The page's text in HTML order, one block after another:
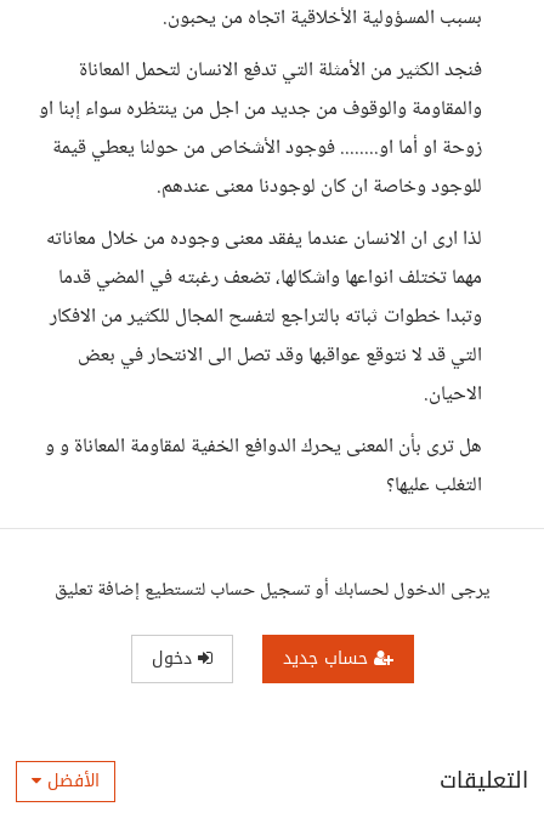
بسبب المسؤولية الأخلاقية اتجاه من يحبون.
فنجد الكثير من الأمثلة التي تدفع الانسان لتحمل المعاناة
والمقاومة والوقوف من جديد من اجل من ينتظره سواء إبنا او
زوحة او أما او........ فوجود الأشخاص من حولنا يعطي قيمة
للوجود وخاصة ان كان لوجودنا معنى عندهم.
لذا ارى ان الانسان عندما يفقد معنى وجوده من خلال معاناته
مهما تختلف انواعها واشكالها، تضعف رغبته في المضي قدما
وتبدا خطوات ثباته بالتراجع لتفسح المجال للكثير من الافكار
التي قد لا نتوقع عواقبها وقد تصل الى الانتحار في بعض
الاحيان.
هل ترى بأن المعنى يحرك الدوافع الخفية لمقاومة المعاناة و و
التغلب عليها؟
يرجى الدخول لحسابك أو تسجيل حساب لتستطيع إضافة تعليق
حساب جديد دخول
التعليقات الأفضل